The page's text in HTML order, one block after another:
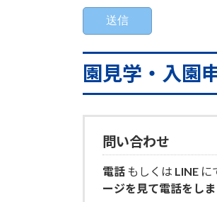
園見学・入園
問い合わせ
電話 もしくは LINE に
ージを見て電話をしま